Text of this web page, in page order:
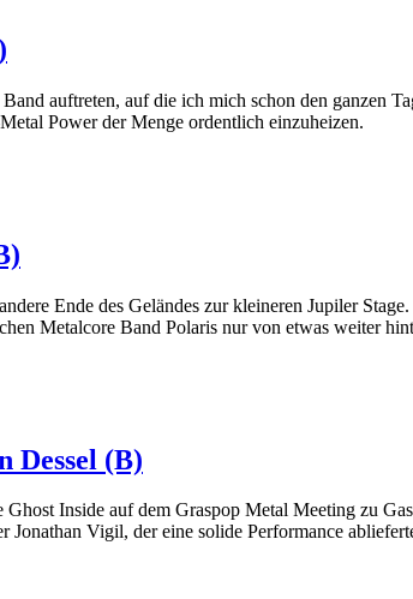
auftreten, auf die ich mich schon den ganzen
Power der Menge ordentlich einzuheizen.
Ende des Geländes zur kleineren Jupiler
Metalcore Band Polaris nur von etwas weiter
Dessel (B)
Inside auf dem Graspop Metal Meeting zu
Jonathan Vigil, der eine solide Performance